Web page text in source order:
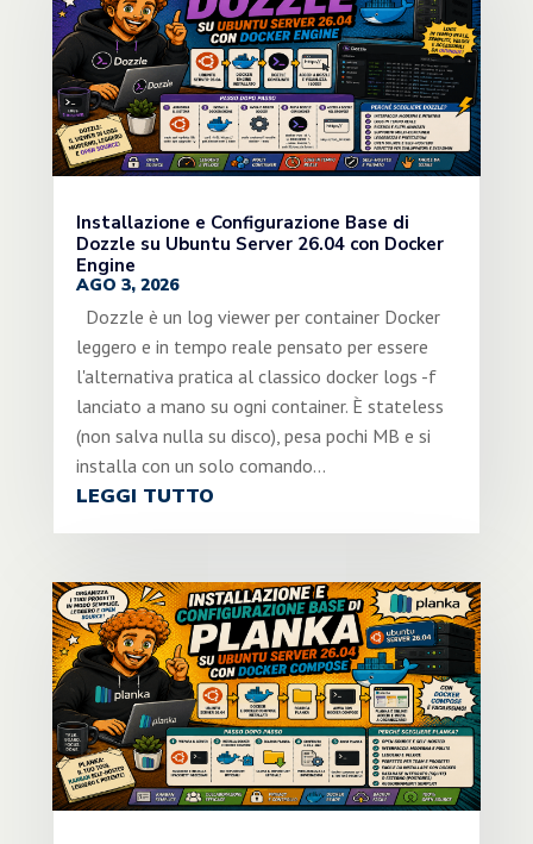
Installazione e Configurazione Base di
Dozzle su Ubuntu Server 26.04 con Docker
Engine
AGO 3, 2026
Dozzle è un log viewer per container Docker
leggero e in tempo reale pensato per essere
l'alternativa pratica al classico docker logs -f
lanciato a mano su ogni container. È stateless
(non salva nulla su disco), pesa pochi MB e si
installa con un solo comando...
LEGGI TUTTO